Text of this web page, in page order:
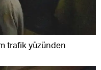
trafik yüzünden